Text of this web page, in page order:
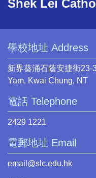
Shek Lei
學校地址 Address
新界葵涌石蔭安捷街23-
Yam, Kwai Chung, NT
電話 Telephone
2429 1221
電郵地址 Email
email@slc.edu.hk